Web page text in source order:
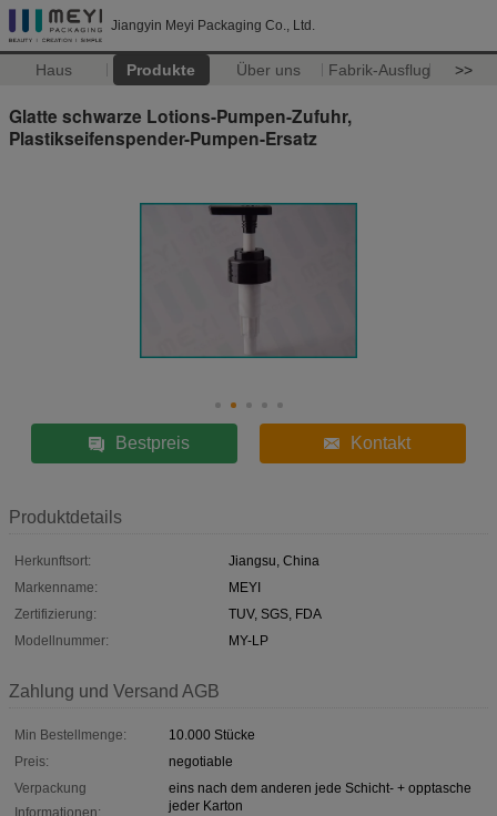
Jiangyin Meyi Packaging Co., Ltd.
Haus Produkte Über uns Fabrik-Ausflug >>
Glatte schwarze Lotions-Pumpen-Zufuhr,
Plastikseifenspender-Pumpen-Ersatz
Bestpreis Kontakt
Produktdetails
Herkunftsort:
Jiangsu, China
Markenname:
MEYI
Zertifizierung:
TUV, SGS, FDA
Modellnummer:
MY-LP
Zahlung und Versand AGB
Min Bestellmenge:
10.000 Stücke
Preis:
negotiable
Verpackung
Informationen:
eins nach dem anderen jede Schicht- + opptasche
jeder Karton